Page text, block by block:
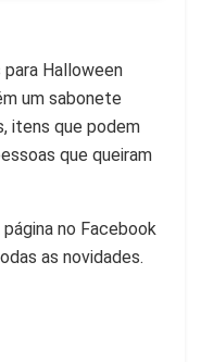
Halloween
um sabonete
itens que podem
que queiram
no Facebook
as novidades.